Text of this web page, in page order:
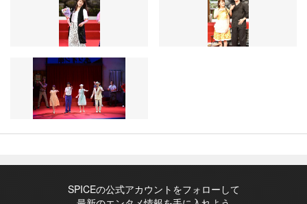
SPICEの公式アカウントをフォローして